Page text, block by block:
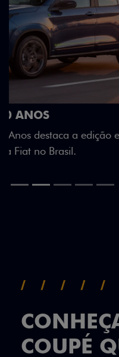
DESIGN QUE SE
Teto bicolor, adesivos
Green criam uma
COUPÉ